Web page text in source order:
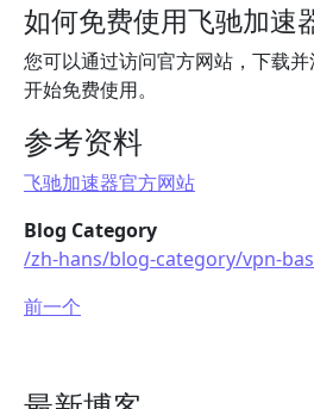
如何免费使用飞驰加速
您可以通过访问官方网站，下载
开始免费使用。
参考资料
飞驰加速器官方网站
Blog Category
/zh-hans/blog-category/vpn-
前一个